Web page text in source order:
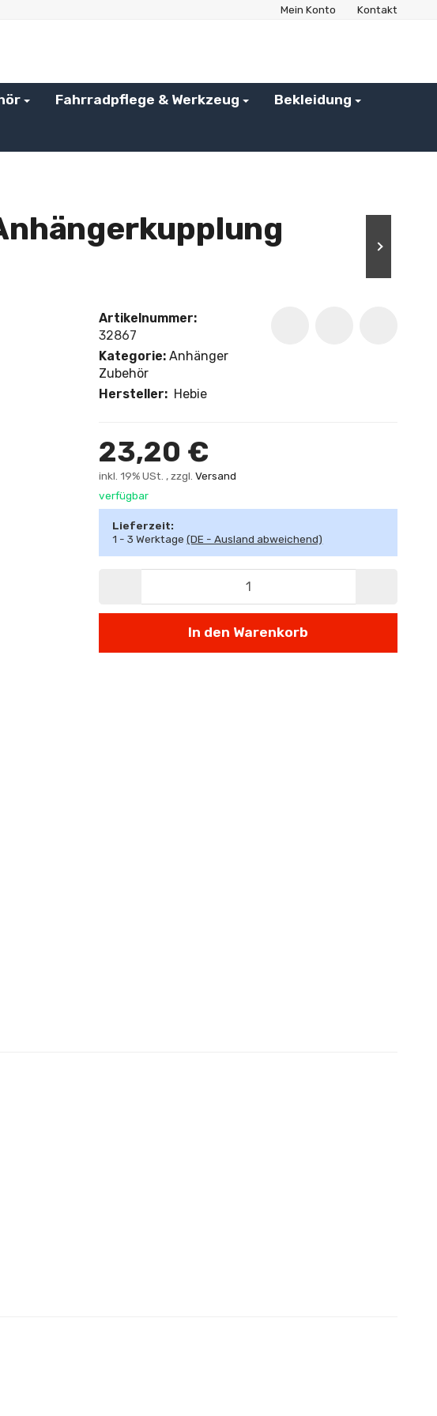
Mein Konto Kontakt
Fahrradpflege & Werkzeug Bekleidung
Artikelnummer:
32867
Kategorie:Anhänger
Zubehör
Hersteller: Hebie
23,20 €
inkl. 19% USt. , zzgl.Versand
verfügbar
Lieferzeit:
1 - 3 Werktage(DE - Ausland abweichend)
In den Warenkorb